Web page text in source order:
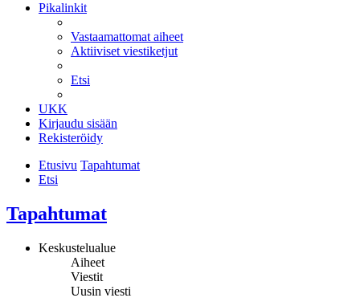
Pikalinkit
Vastaamattomat aiheet
Aktiiviset viestiketjut
Etsi
UKK
Kirjaudu sisään
Rekisteröidy
Etusivu Tapahtumat
Etsi
Tapahtumat
Keskustelualue
Aiheet
Viestit
Uusin viesti